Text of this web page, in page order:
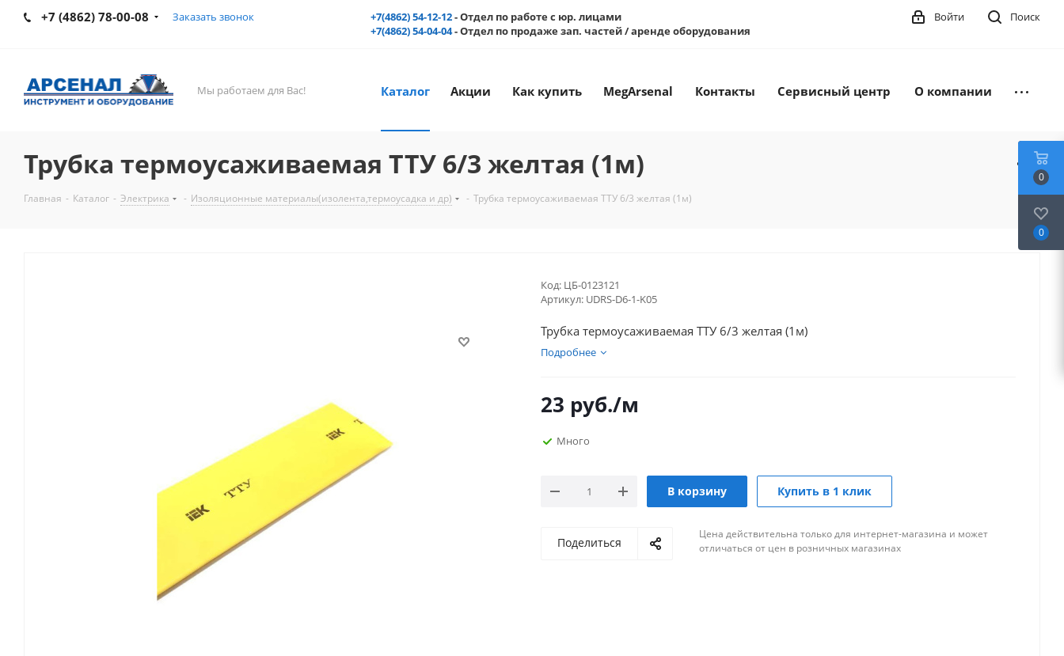
+7 (4862) 78-00-08 Заказать звонок +7(4862) 54-12-12- Отдел по работе с юр. лицами
+7(4862) 54-04-04- Отдел по продаже зап. частей / аренде оборудования
Поиск
Войти
Мы работаем для Вас! Каталог Акции Как купить MegArsenal Контакты Сервисный центр О компании
Трубка термоусаживаемая ТТУ 6/3 желтая (1м)
Главная - Каталог - Электрика - Изоляционные материалы(изолента,термоусадка и др) - Трубка термоусаживаемая ТТУ 6/3 желтая (1м)
Код: ЦБ-0123121
Артикул: UDRS-D6-1-K05
Трубка термоусаживаемая ТТУ 6/3 желтая (1м)
Подробнее
23 руб./м
Много
В корзину Купить в 1 клик
Поделиться
Цена действительна только для интернет-магазина и может
отличаться от цен в розничных магазинах
0
0